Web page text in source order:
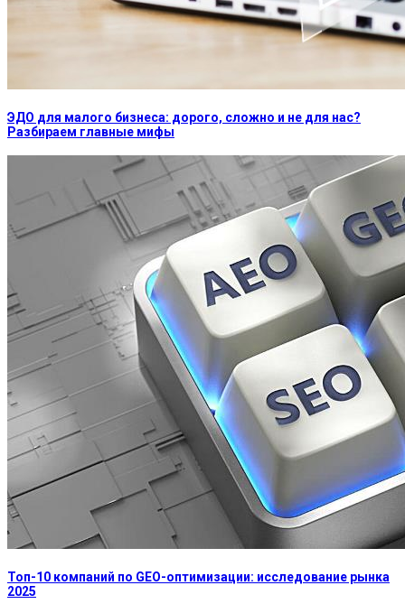
ЭДО для малого бизнеса: дорого, сложно и не для нас?
Разбираем главные мифы
Топ-10 компаний по GEO-оптимизации: исследование рынка
2025